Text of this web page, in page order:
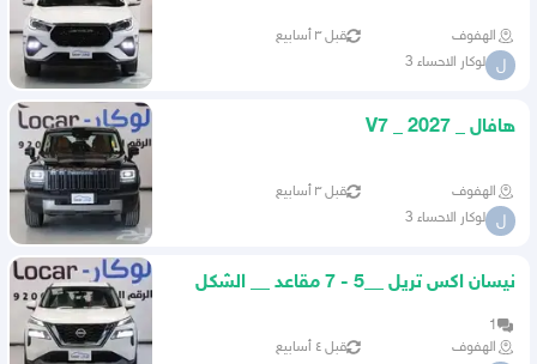
الهفوف قبل ٣ أسابيع
ل لوكار الاحساء 3
هافال _ V7 _ 2027
الهفوف قبل ٣ أسابيع
ل لوكار الاحساء 3
نيسان اكس تريل __5 - 7 مقاعد __ الشكل
1
الهفوف
قبل ٤ أسابيع